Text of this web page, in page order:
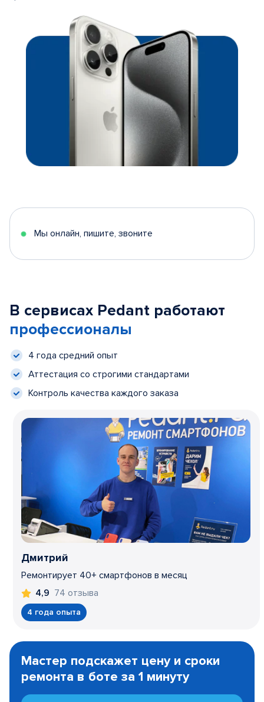
Мы онлайн, пишите, звоните
В сервисах Pedant работают
профессионалы
4 года средний опыт
Аттестация со строгими стандартами
Контроль качества каждого заказа
Дмитрий
Ремонтирует 40+ смартфонов в месяц
4,9 74 отзыва
4 года опыта
1
Мастер подскажет цену и сроки
ремонта в боте за 1 минуту